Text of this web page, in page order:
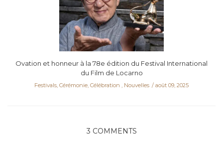
Ovation et honneur à la 78e édition du Festival International
du Film de Locarno
Festivals, Cérémonie, Célébration Nouvelles août 09, 2025
3 COMMENTS